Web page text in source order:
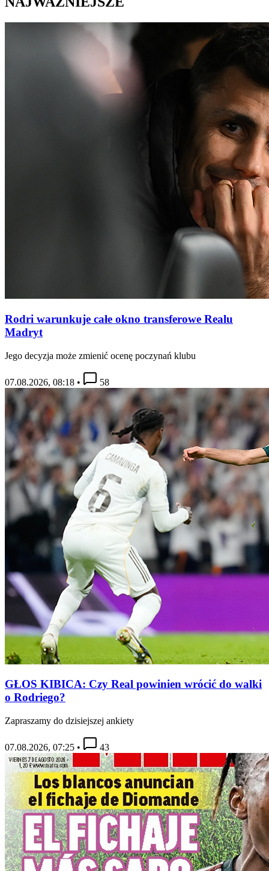
Rodri warunkuje całe okno transferowe Realu
Madryt
Jego decyzja może zmienić ocenę poczynań klubu
07.08.2026, 08:18 • 58
GŁOS KIBICA: Czy Real powinien wrócić do walki
o Rodriego?
Zapraszamy do dzisiejszej ankiety
07.08.2026, 07:25 • 43